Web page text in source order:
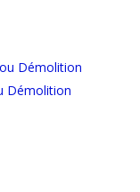
Démolition
Démolition